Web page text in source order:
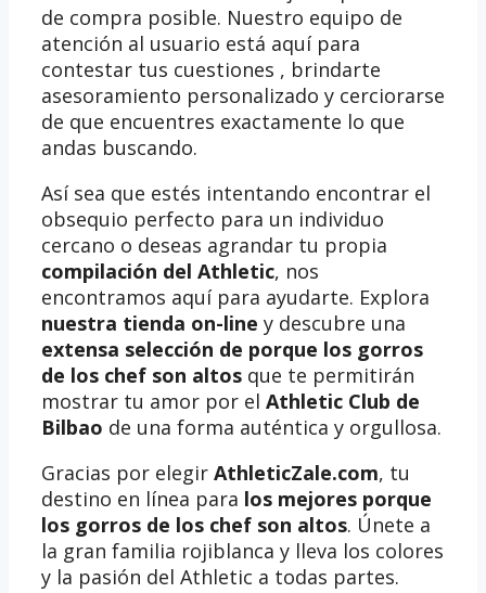
de compra posible. Nuestro equipo de
atención al usuario está aquí para
contestar tus cuestiones , brindarte
asesoramiento personalizado y cerciorarse
de que encuentres exactamente lo que
andas buscando.
Así sea que estés intentando encontrar el
obsequio perfecto para un individuo
cercano o deseas agrandar tu propia
compilación del Athletic, nos
encontramos aquí para ayudarte. Explora
nuestra tienda on-line y descubre una
extensa selección de porque los gorros
de los chef son altos que te permitirán
mostrar tu amor por el Athletic Club de
Bilbao de una forma auténtica y orgullosa.
Gracias por elegir AthleticZale.com, tu
destino en línea para los mejores porque
los gorros de los chef son altos. Únete a
la gran familia rojiblanca y lleva los colores
y la pasión del Athletic a todas partes.